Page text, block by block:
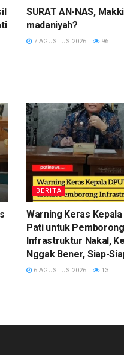
SURAT AN-NAS,
madaniyah?
7 AGUSTUS 2026 96
BERITA
Warning Keras Kepala
Pati untuk Pemborong
Infrastruktur Nakal,
Nggak Bener, Siap-
6 AGUSTUS 2026 13